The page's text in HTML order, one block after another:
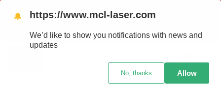
Tenemos envios a todo el pais!........ Los envios Por MENOR se
realizan 48 hs habiles porteriores al pago , los pedidos por
MAYOR se envian 7 dias posteriores al pago del pedido
🔔 https://www.mcl-laser.com
We’d like to show you notifications with news and
updates
No, thanks Allow